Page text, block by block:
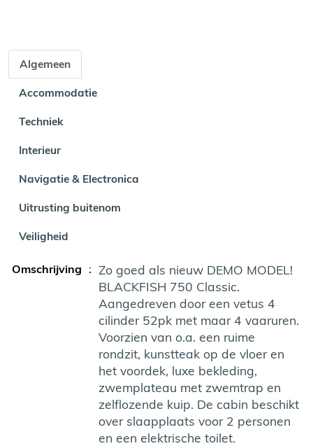
Algemeen
Accommodatie
Techniek
Interieur
Navigatie & Electronica
Uitrusting buitenom
Veiligheid
Omschrijving : Zo goed als nieuw DEMO MODEL!
BLACKFISH 750 Classic.
Aangedreven door een vetus 4
cilinder 52pk met maar 4 vaaruren.
Voorzien van o.a. een ruime
rondzit, kunstteak op de vloer en
het voordek, luxe bekleding,
zwemplateau met zwemtrap en
zelflozende kuip. De cabin beschikt
over slaapplaats voor 2 personen
en een elektrische toilet.